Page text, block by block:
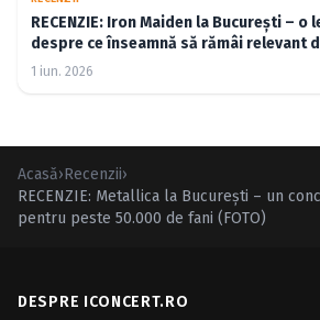
RECENZIE: Iron Maiden la București – o lecție
despre ce înseamnă să rămâi relevant
cincizeci de ani (FOTO)
1 iun. 2026
Acasă›Recenzii›
RECENZIE: Metallica la Bucureşti – un
pentru peste 50.000 de fani (FOTO)
DESPRE ICONCERT.RO